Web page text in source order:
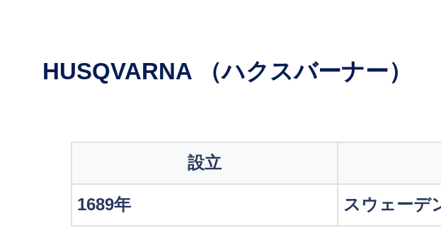
HUSQVARNA （ハクスバーナー）
設立
1689年 スウェーデ